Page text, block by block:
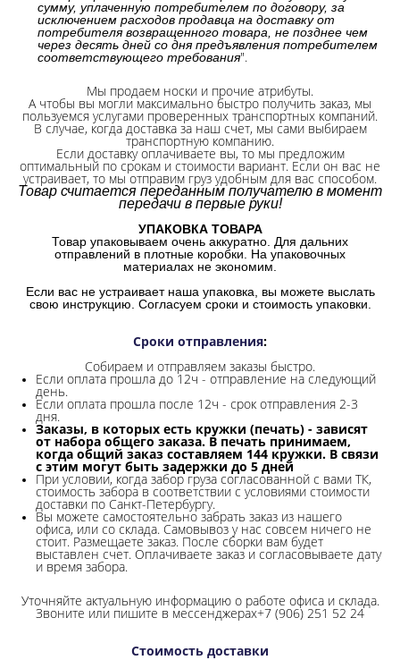
сумму, уплаченную потребителем по договору, за
исключением расходов продавца на доставку от
потребителя возвращенного товара, не позднее чем
через десять дней со дня предъявления потребителем
соответствующего требования".
Мы продаем носки и прочие атрибуты.
А чтобы вы могли максимально быстро получить заказ, мы
пользуемся услугами проверенных транспортных компаний.
В случае, когда доставка за наш счет, мы сами выбираем
транспортную компанию.
Если доставку оплачиваете вы, то мы предложим
оптимальный по срокам и стоимости вариант. Если он вас не
устраивает, то мы отправим груз удобным для вас способом.
Товар считается переданным получателю в момент
передачи в первые руки!
УПАКОВКА ТОВАРА
Товар упаковываем очень аккуратно. Для дальних
отправлений в плотные коробки. На упаковочных
материалах не экономим.
Если вас не устраивает наша упаковка, вы можете выслать
свою инструкцию. Согласуем сроки и стоимость упаковки.
Сроки отправления:
Собираем и отправляем заказы быстро.
Если оплата прошла до 12ч - отправление на следующий
день.
Если оплата прошла после 12ч - срок отправления 2-3
дня.
Заказы, в которых есть кружки (печать) - зависят
от набора общего заказа. В печать принимаем,
когда общий заказ составляем 144 кружки. В связи
с этим могут быть задержки до 5 дней
При условии, когда забор груза согласованной с вами ТК,
стоимость забора в соответствии с условиями стоимости
доставки по Санкт-Петербургу.
Вы можете самостоятельно забрать заказ из нашего
офиса, или со склада. Самовывоз у нас совсем ничего не
стоит. Размещаете заказ. После сборки вам будет
выставлен счет. Оплачиваете заказ и согласовываете дату
и время забора.
Уточняйте актуальную информацию о работе офиса и склада.
Звоните или пишите в мессенджерах+7 (906) 251 52 24
Стоимость доставки